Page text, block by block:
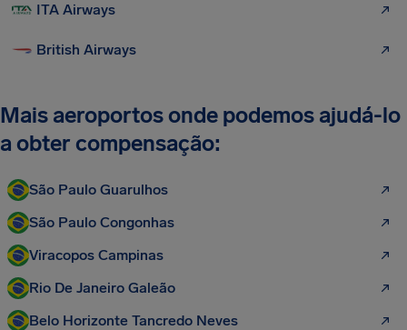
ITA Airways
British Airways
Mais aeroportos onde podemos ajudá-lo
a obter compensação:
São Paulo Guarulhos
São Paulo Congonhas
Viracopos Campinas
Rio De Janeiro Galeão
Belo Horizonte Tancredo Neves